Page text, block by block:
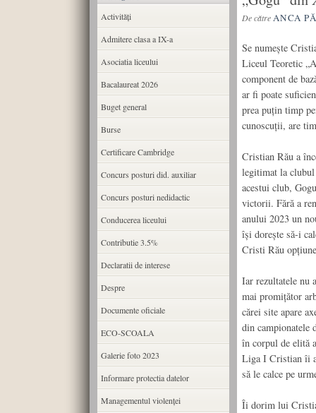
De cătreANCA
Se numește
Liceul Teoretic
component de
ar fi poate
prea puțin timp
cunoscuții, are
Cristian Rău a
legitimat la
acestui club,
victorii. Fără a
anului 2023 un
își dorește să-i
Cristi Rău
Iar rezultatele nu
mai promițător
cărei site apare
din campionatele
în corpul de elită
Liga I Cristian îi
să le calce pe
Îi dorim lui
Activități
Admitere clasa a IX-a
Asociatia liceului
Bacalaureat 2026
Buget general
Burse
Certificare Cambridge
Concurs posturi did. auxiliar
Concurs posturi nedidactic
Conducerea liceului
Contributie 3.5%
Declaratii de interese
Despre
Documente oficiale
ECO-SCOALA
Galerie foto 2023
Informare protectia datelor
Managementul violenței